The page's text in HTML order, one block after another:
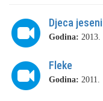
Djeca jeseni
Godina: 2013.
Fleke
Godina: 2011.